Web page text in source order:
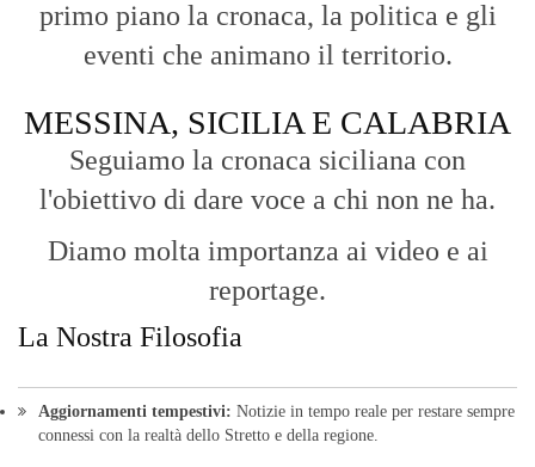
primo piano la cronaca, la politica e gli
eventi che animano il territorio.
MESSINA, SICILIA E CALABRIA
Seguiamo la cronaca siciliana con
l'obiettivo di dare voce a chi non ne ha.
Diamo molta importanza ai video e ai
reportage.
La Nostra Filosofia
Aggiornamenti tempestivi: Notizie in tempo reale per restare sempre
connessi con la realtà dello Stretto e della regione.